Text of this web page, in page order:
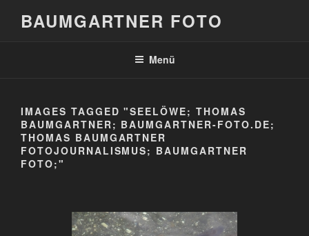
BAUMGARTNER FOTO
Menü
IMAGES TAGGED "SEELÖWE; THOMAS
BAUMGARTNER; BAUMGARTNER-FOTO.DE;
THOMAS BAUMGARTNER
FOTOJOURNALISMUS; BAUMGARTNER
FOTO;"